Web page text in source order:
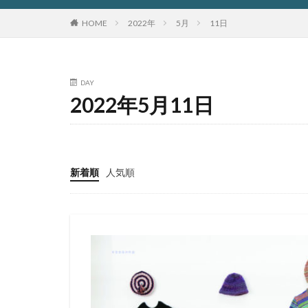
HOME 2022年 5月 11日
DAY
2022年5月11日
新着順 人気順